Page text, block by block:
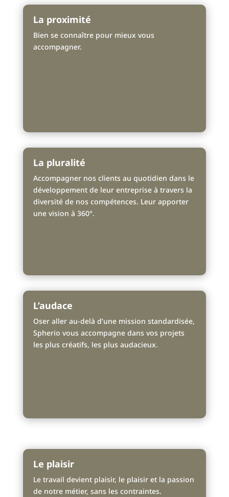
La proximité
Bien se connaître pour mieux vous
accompagner.
La pluralité
Accompagner nos clients au quotidien dans le
développement de leur entreprise à travers la
diversité de nos compétences. Leur apporter
une vision à 360°.
L’audace
Oser aller au-delà d’une mission standardisée,
Spherio vous accompagne dans vos projets
les plus créatifs, les plus audacieux.
Le plaisir
Le travail devient plaisir, le plaisir et la passion
de notre métier, sans les contraintes.